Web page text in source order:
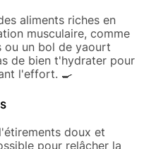
aliments riches en
musculaire, comme
ou un bol de yaourt
de bien t'hydrater pour
l'effort. 🍳
doux et
pour relâcher la